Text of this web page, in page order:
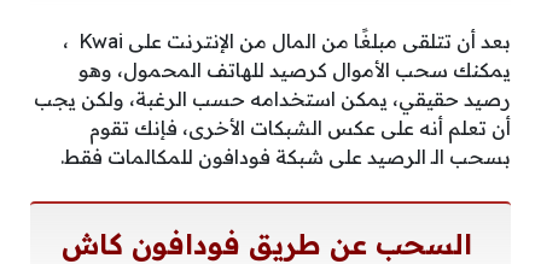
بعد أن تتلقى مبلغًا من المال من الإنترنت على Kwai ،
يمكنك سحب الأموال كرصيد للهاتف المحمول، وهو
رصيد حقيقي، يمكن استخدامه حسب الرغبة، ولكن يجب
أن تعلم أنه على عكس الشبكات الأخرى، فإنك تقوم
بسحب الـ الرصيد على شبكة فودافون للمكالمات فقط.
السحب عن طريق فودافون كاش